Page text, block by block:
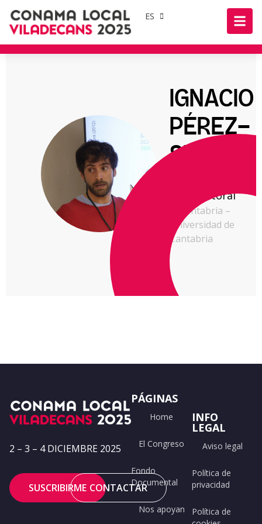
ES
IGNACIO
PÉREZ-
SILOS
postdoctoral
IHCantabria –
Universidad de
Cantabria
2 – 3 – 4 DICIEMBRE 2025
SUSCRIBIRME CONTACTAR
PÁGINAS
Home
El Congreso
Fondo
Documental
Nos apoyan
INFO
LEGAL
Aviso legal
Política de
privacidad
Política de